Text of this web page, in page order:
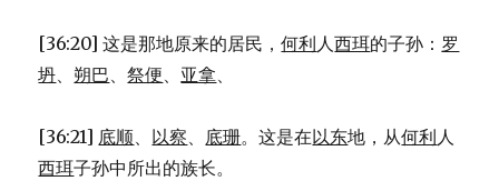
[36:20] 这是那地原来的居民，何利人西珥的子孙： 罗
坍、朔巴、祭便、 亚拿、
[36:21] 底顺、 以察、 底珊。这是在以东地，从何利人
西珥子孙中所出的族长。